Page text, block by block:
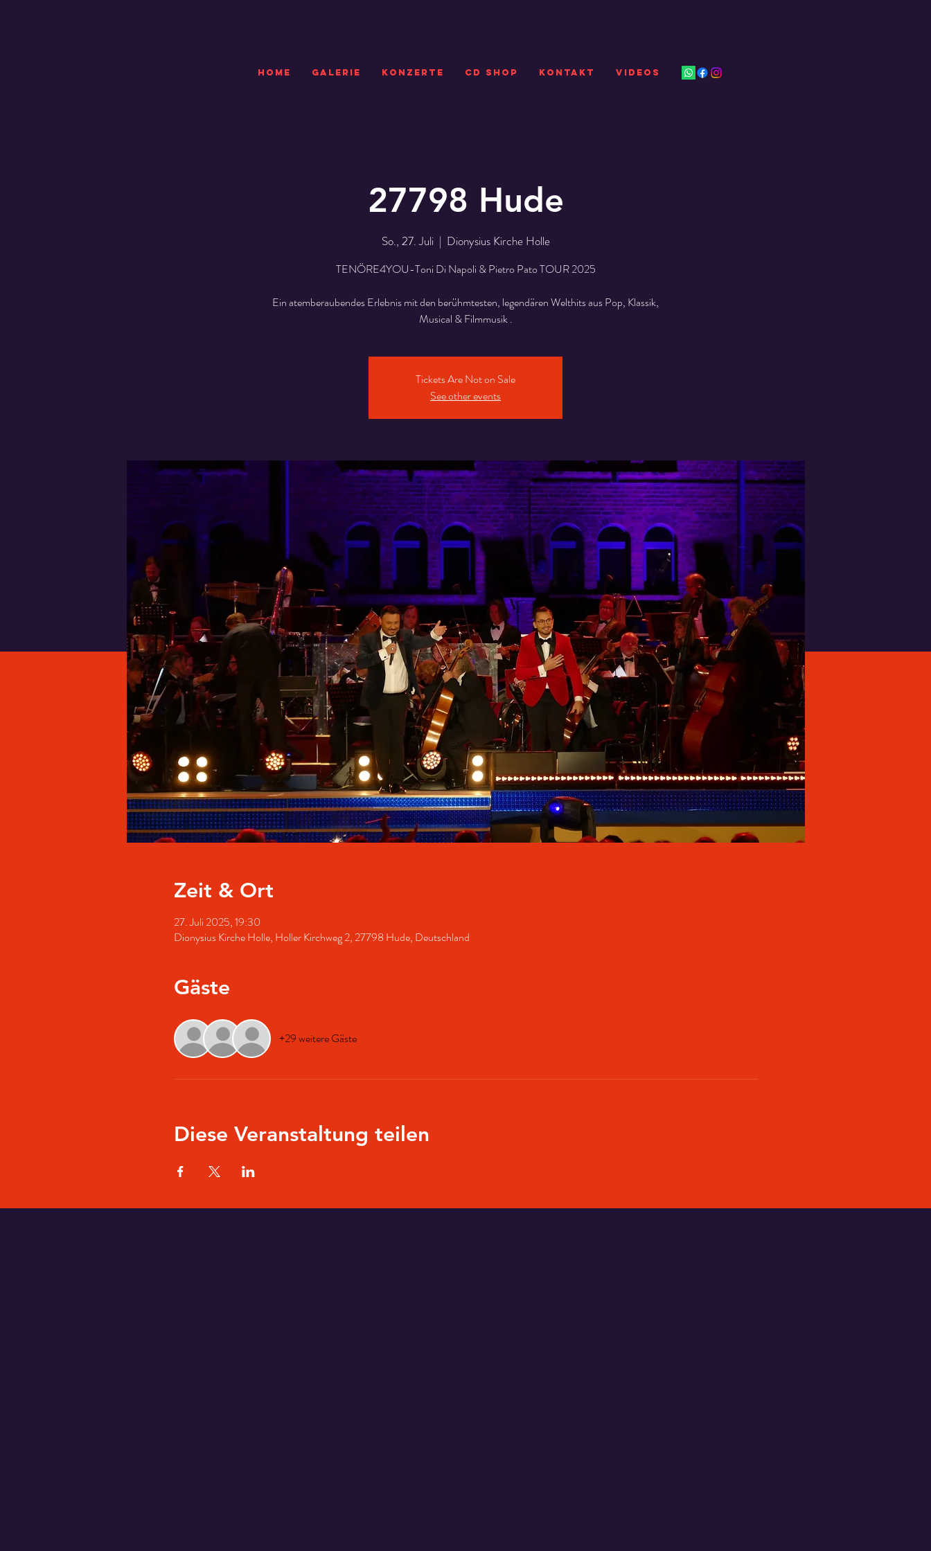
HOME GALERIE KONZERTE CD SHOP Kontakt VIDEOS
27798 Hude
So., 27. Juli
  |
Dionysius Kirche Holle
TENÖRE4YOU-Toni Di Napoli & Pietro Pato TOUR 2025
Ein atemberaubendes Erlebnis mit den berühmtesten, legendären Welthits aus Pop, Klassik,
Musical & Filmmusik .
Tickets Are Not on Sale
See other events
Zeit & Ort
27. Juli 2025, 19:30
Dionysius Kirche Holle, Holler Kirchweg 2, 27798 Hude, Deutschland
Gäste
+29 weitere Gäste
Diese Veranstaltung teilen